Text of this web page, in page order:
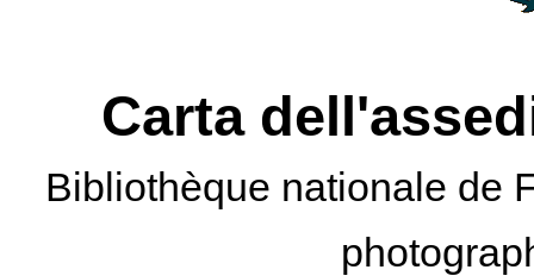
Carta
Bibliothèque nationale de